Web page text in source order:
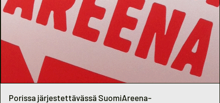
Porissa järjestettävässä SuomiAreena-